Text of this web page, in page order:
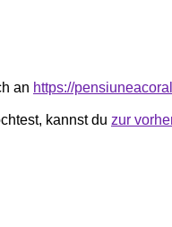
an https://
kannst du zur